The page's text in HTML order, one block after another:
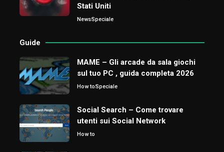
Stati Uniti
NewsSpeciale
Guide
MAME – Gli arcade da sala giochi
sul tuo PC , guida completa 2026
How toSpeciale
Social Search – Come trovare
utenti sui Social Network
How to